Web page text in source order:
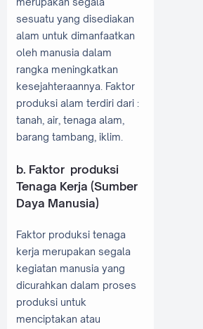
sesuatu yang disediakan
alam untuk dimanfaatkan
oleh manusia dalam
rangka meningkatkan
kesejahteraannya. Faktor
produksi alam terdiri dari :
tanah, air, tenaga alam,
barang tambang, iklim.
b. Faktor produksi
Tenaga Kerja (Sumber
Daya Manusia)
Faktor produksi tenaga
kerja merupakan segala
kegiatan manusia yang
dicurahkan dalam proses
produksi untuk
menciptakan atau